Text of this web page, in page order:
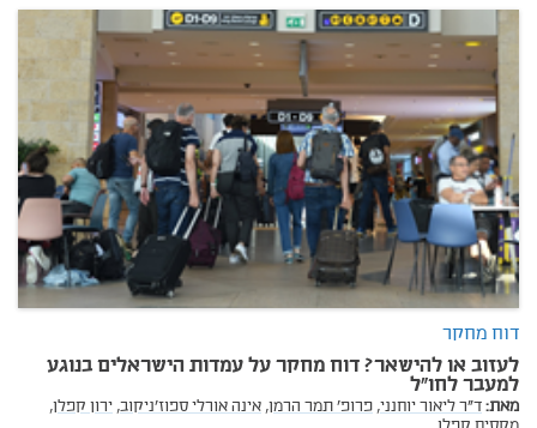
דוח מחקר
לעזוב או להישאר? דוח מחקר על עמדות הישראלים בנוגע
למעבר לחו"ל
מאת:ד"ר ליאור יוחנני, פרופ' תמר הרמן, אינה אורלי ספוז'ניקוב, ירון קפלן,